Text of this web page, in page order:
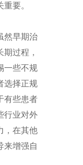
要。
然早期治
过程，
一些不规
选择正规
有些患者
行业对外
，在其他
来增强自